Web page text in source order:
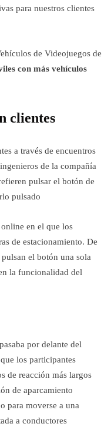
para nuestros clientes
de Videojuegos de
con más vehículos
clientes
a través de encuentros
de la compañía
pulsar el botón de
pulsado
en el que los
de estacionamiento. De
el botón una sola
la funcionalidad del
por delante del
los participantes
de reacción más largos
de aparcamiento
para moverse a una
a conductores